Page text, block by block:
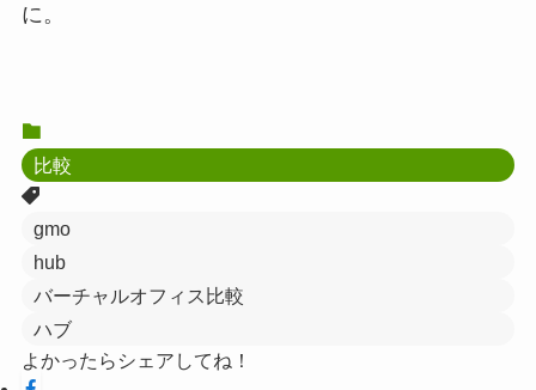
に。
比較
gmo
hub
バーチャルオフィス比較
ハブ
よかったらシェアしてね！